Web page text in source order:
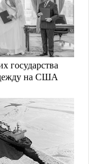
государства
на США